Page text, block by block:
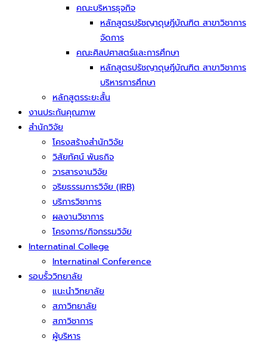
คณะบริหารธุจกิจ
หลักสูตรปรัชญาดุษฎีบัณฑิต สาขาวิชาการ
จัดการ
คณะศิลปศาสตร์และการศึกษา
หลักสูตรปรัชญาดุษฎีบัณฑิต สาขาวิชาการ
บริหารการศึกษา
หลักสูตรระยะสั้น
งานประกันคุณภาพ
สำนักวิจัย
โครงสร้างสำนักวิจัย
วิสัยทัศน์ พันธกิจ
วารสารงานวิจัย
จริยธรรมการวิจัย (IRB)
บริการวิชาการ
ผลงานวิชาการ
โครงการ/กิจกรรมวิจัย
Internatinal College
Internatinal Conference
รอบรั้ววิทยาลัย
แนะนำวิทยาลัย
สภาวิทยาลัย
สภาวิชาการ
ผู้บริหาร